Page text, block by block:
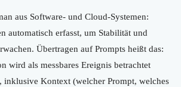
aus Software- und Cloud-Systemen:
automatisch erfasst, um Stabilität und
Übertragen auf Prompts heißt das:
wird als messbares Ereignis betrachtet
inklusive Kontext (welcher Prompt, welches